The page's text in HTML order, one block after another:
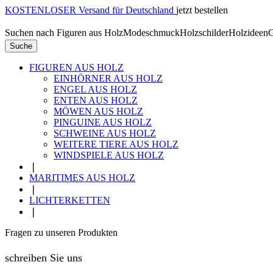
KOSTENLOSER Versand für Deutschland jetzt bestellen
Suchen nach Figuren aus HolzModeschmuckHolzschilderHolzideen
Suche
FIGUREN AUS HOLZ
EINHÖRNER AUS HOLZ
ENGEL AUS HOLZ
ENTEN AUS HOLZ
MÖWEN AUS HOLZ
PINGUINE AUS HOLZ
SCHWEINE AUS HOLZ
WEITERE TIERE AUS HOLZ
WINDSPIELE AUS HOLZ
MARITIMES AUS HOLZ
LICHTERKETTEN
Fragen zu unseren Produkten
schreiben Sie uns